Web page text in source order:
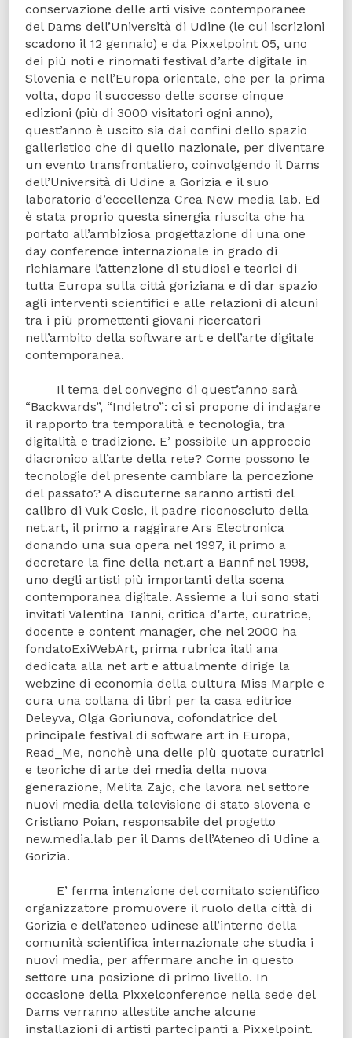
conservazione delle arti visive contemporanee
del Dams dell’Università di Udine (le cui iscrizioni
scadono il 12 gennaio) e da Pixxelpoint 05, uno
dei più noti e rinomati festival d’arte digitale in
Slovenia e nell’Europa orientale, che per la prima
volta, dopo il successo delle scorse cinque
edizioni (più di 3000 visitatori ogni anno),
quest’anno è uscito sia dai confini dello spazio
galleristico che di quello nazionale, per diventare
un evento transfrontaliero, coinvolgendo il Dams
dell’Università di Udine a Gorizia e il suo
laboratorio d’eccellenza Crea New media lab. Ed
è stata proprio questa sinergia riuscita che ha
portato all’ambiziosa progettazione di una one
day conference internazionale in grado di
richiamare l’attenzione di studiosi e teorici di
tutta Europa sulla città goriziana e di dar spazio
agli interventi scientifici e alle relazioni di alcuni
tra i più promettenti giovani ricercatori
nell’ambito della software art e dell’arte digitale
contemporanea.
Il tema del convegno di quest’anno sarà
“Backwards”, “Indietro”: ci si propone di indagare
il rapporto tra temporalità e tecnologia, tra
digitalità e tradizione. E’ possibile un approccio
diacronico all’arte della rete? Come possono le
tecnologie del presente cambiare la percezione
del passato? A discuterne saranno artisti del
calibro di Vuk Cosic, il padre riconosciuto della
net.art, il primo a raggirare Ars Electronica
donando una sua opera nel 1997, il primo a
decretare la fine della net.art a Bannf nel 1998,
uno degli artisti più importanti della scena
contemporanea digitale. Assieme a lui sono stati
invitati Valentina Tanni, critica d'arte, curatrice,
docente e content manager, che nel 2000 ha
fondatoExiWebArt, prima rubrica itali ana
dedicata alla net art e attualmente dirige la
webzine di economia della cultura Miss Marple e
cura una collana di libri per la casa editrice
Deleyva, Olga Goriunova, cofondatrice del
principale festival di software art in Europa,
Read_Me, nonchè una delle più quotate curatrici
e teoriche di arte dei media della nuova
generazione, Melita Zajc, che lavora nel settore
nuovi media della televisione di stato slovena e
Cristiano Poian, responsabile del progetto
new.media.lab per il Dams dell’Ateneo di Udine a
Gorizia.
E’ ferma intenzione del comitato scientifico
organizzatore promuovere il ruolo della città di
Gorizia e dell’ateneo udinese all’interno della
comunità scientifica internazionale che studia i
nuovi media, per affermare anche in questo
settore una posizione di primo livello. In
occasione della Pixxelconference nella sede del
Dams verranno allestite anche alcune
installazioni di artisti partecipanti a Pixxelpoint.